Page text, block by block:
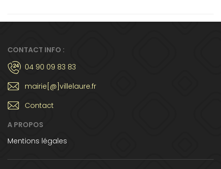
CONTACT INFO :
04 90 09 83 83
mairie[@]villelaure.fr
Contact
A PROPOS
Mentions légales